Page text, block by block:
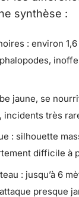
synthèse :
: environ
jaune, se
incidents très
: silhouette
difficile à
: jusqu’à 6
presque